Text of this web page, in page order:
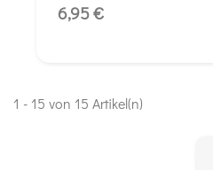
6,95 €
1 - 15 von 15 Artikel(n)